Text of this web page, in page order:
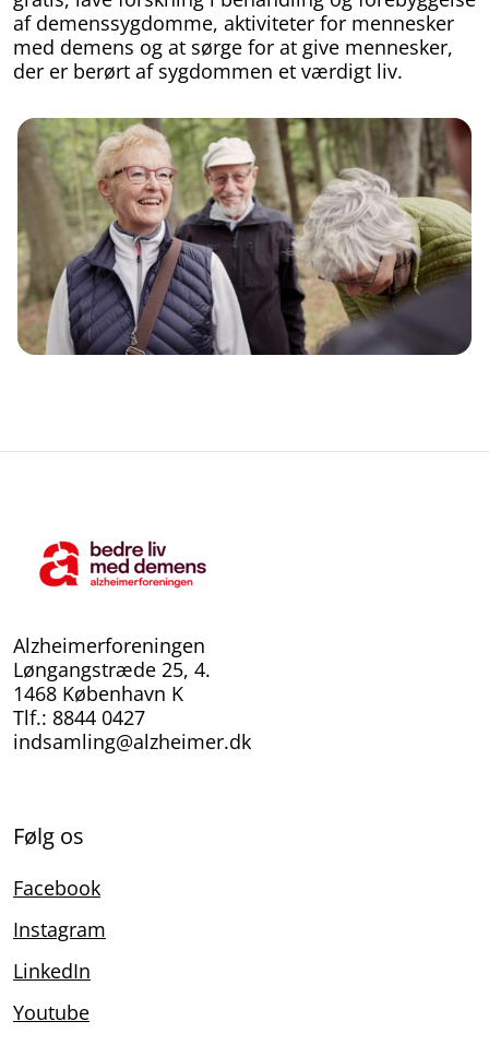
af demenssygdomme, aktiviteter for mennesker
med demens og at sørge for at give mennesker,
der er berørt af sygdommen et værdigt liv.
Alzheimerforeningen
Løngangstræde 25, 4.
1468 København K
Tlf.: 8844 0427
indsamling@alzheimer.dk
Følg os
Facebook
Instagram
LinkedIn
Youtube